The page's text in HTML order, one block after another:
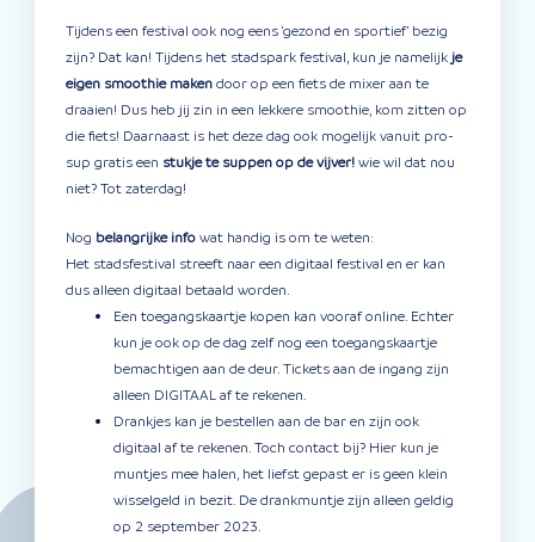
Tijdens een festival ook nog eens ‘gezond en sportief’ bezig
zijn? Dat kan! Tijdens het stadspark festival, kun je namelijkje
eigen smoothie makendoor op een fiets de mixer aan te
draaien! Dus heb jij zin in een lekkere smoothie, kom zitten op
die fiets! Daarnaast is het deze dag ook mogelijk vanuit pro-
sup gratis een stukje te suppen op de vijver!wie wil dat nou
niet? Tot zaterdag!
Nog belangrijke infowat handig is om te weten:
Het stadsfestival streeft naar een digitaal festival en er kan
dus alleen digitaal betaald worden.
Een toegangskaartje kopen kan vooraf online. Echter
kun je ook op de dag zelf nog een toegangskaartje
bemachtigen aan de deur. Tickets aan de ingang zijn
alleen DIGITAAL af te rekenen.
Drankjes kan je bestellen aan de bar en zijn ook
digitaal af te rekenen. Toch contact bij? Hier kun je
muntjes mee halen, het liefst gepast er is geen klein
wisselgeld in bezit. De drankmuntje zijn alleen geldig
op 2 september 2023.